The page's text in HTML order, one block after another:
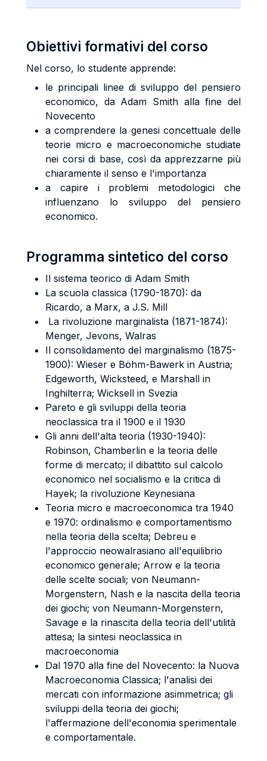
Obiettivi formativi del corso
Nel corso, lo studente apprende:
le principali linee di sviluppo del pensiero
economico, da Adam Smith alla fine del
Novecento
a comprendere la genesi concettuale delle
teorie micro e macroeconomiche studiate
nei corsi di base, così da apprezzarne più
chiaramente il senso e l'importanza
a capire i problemi metodologici che
influenzano lo sviluppo del pensiero
economico.
Programma sintetico del corso
Il sistema teorico di Adam Smith
La scuola classica (1790-1870): da
Ricardo, a Marx, a J.S. Mill
La rivoluzione marginalista (1871-1874):
Menger, Jevons, Walras
Il consolidamento del marginalismo (1875-
1900): Wieser e Böhm-Bawerk in Austria;
Edgeworth, Wicksteed, e Marshall in
Inghilterra; Wicksell in Svezia
Pareto e gli sviluppi della teoria
neoclassica tra il 1900 e il 1930
Gli anni dell'alta teoria (1930-1940):
Robinson, Chamberlin e la teoria delle
forme di mercato; il dibattito sul calcolo
economico nel socialismo e la critica di
Hayek; la rivoluzione Keynesiana
Teoria micro e macroeconomica tra 1940
e 1970: ordinalismo e comportamentismo
nella teoria della scelta; Debreu e
l'approccio neowalrasiano all'equilibrio
economico generale; Arrow e la teoria
delle scelte sociali; von Neumann-
Morgenstern, Nash e la nascita della teoria
dei giochi; von Neumann-Morgenstern,
Savage e la rinascita della teoria dell'utilità
attesa; la sintesi neoclassica in
macroeconomia
Dal 1970 alla fine del Novecento: la Nuova
Macroeconomia Classica; l'analisi dei
mercati con informazione asimmetrica; gli
sviluppi della teoria dei giochi;
l'affermazione dell'economia sperimentale
e comportamentale.